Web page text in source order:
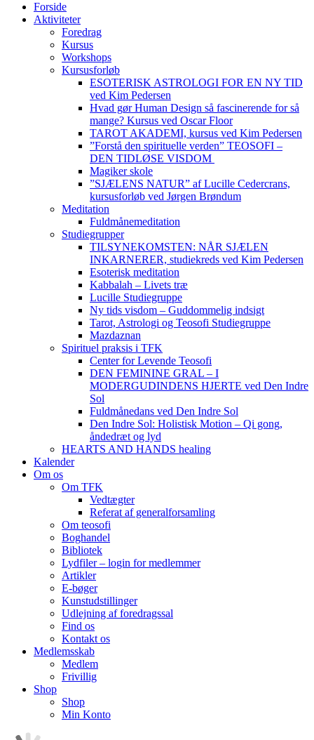
Forside
Aktiviteter
Foredrag
Kursus
Workshops
Kursusforløb
ESOTERISK ASTROLOGI FOR EN NY TID
ved Kim Pedersen
Hvad gør Human Design så fascinerende for så
mange? Kursus ved Oscar Floor
TAROT AKADEMI, kursus ved Kim Pedersen
”Forstå den spirituelle verden” TEOSOFI –
DEN TIDLØSE VISDOM
Magiker skole
”SJÆLENS NATUR” af Lucille Cedercrans,
kursusforløb ved Jørgen Brøndum
Meditation
Fuldmånemeditation
Studiegrupper
TILSYNEKOMSTEN: NÅR SJÆLEN
INKARNERER, studiekreds ved Kim Pedersen
Esoterisk meditation
Kabbalah – Livets træ
Lucille Studiegruppe
Ny tids visdom – Guddommelig indsigt
Tarot, Astrologi og Teosofi Studiegruppe
Mazdaznan
Spirituel praksis i TFK
Center for Levende Teosofi
DEN FEMININE GRAL – I
MODERGUDINDENS HJERTE ved Den Indre
Sol
Fuldmånedans ved Den Indre Sol
Den Indre Sol: Holistisk Motion – Qi gong,
åndedræt og lyd
HEARTS AND HANDS healing
Kalender
Om os
Om TFK
Vedtægter
Referat af generalforsamling
Om teosofi
Boghandel
Bibliotek
Lydfiler – login for medlemmer
Artikler
E-bøger
Kunstudstillinger
Udlejning af foredragssal
Find os
Kontakt os
Medlemsskab
Medlem
Frivillig
Shop
Shop
Min Konto